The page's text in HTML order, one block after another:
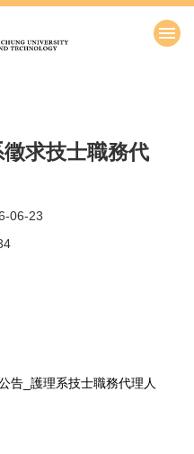
求技士職務代
06-23
告_護理系技士職務代理人